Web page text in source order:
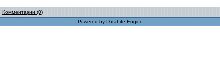
Комментарии (0)
Powered by DataLife Engine